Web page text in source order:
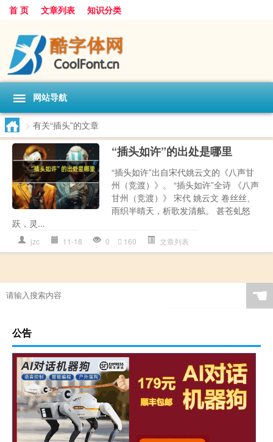
首 页 文章列表 知识分类
网站导航
> 有关“插头”的文章
“插头如许”的出处是哪里
“插头如许”出自宋代姚云文的《八声甘
州（竞渡）》。 “插头如许”全诗 《八声
甘州（竞渡）》 宋代 姚云文 卷丝丝、
雨织半晴天，析歌发清舷。 甚苍虬怒
跃，灵...
jzc 11-18 0 160 文章列表
☚
公告